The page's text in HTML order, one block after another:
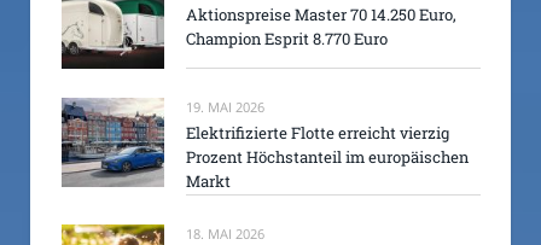
Aktionspreise Master 70 14.250 Euro,
Champion Esprit 8.770 Euro
19. MAI 2026
Elektrifizierte Flotte erreicht vierzig
Prozent Höchstanteil im europäischen
Markt
18. MAI 2026